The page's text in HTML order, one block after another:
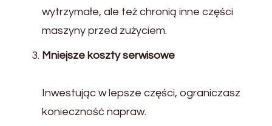
wytrzymałe, ale też chronią inne części
maszyny przed zużyciem.
Mniejsze koszty serwisowe
Inwestując w lepsze części, ograniczasz
konieczność napraw.